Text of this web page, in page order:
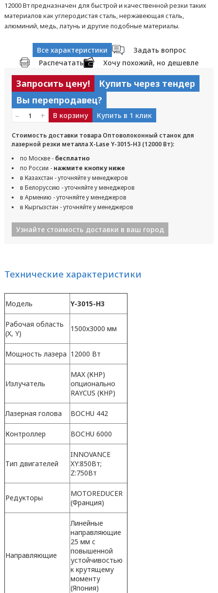
12000 Вт предназначен для быстрой и качественной резки таких
материалов как углеродистая сталь, нержавеющая сталь,
алюминий, медь, латунь и другие подобные материалы.
Все характеристики
Задать вопрос
Распечатать
Хочу похожий, но дешевле
Запросить цену!
Купить через тендер
Вы перепродавец?
– + В корзину Купить в 1 клик
Стоимость доставки товара Оптоволоконный станок для
лазерной резки металла X-Lase Y-3015-H3 (12000 Вт):
по Москве - бесплатно
по России - нажмите кнопку ниже
в Казахстан - уточняйте у менеджеров
в Белоруссию - уточняйте у менеджеров
в Армению - уточняйте у менеджеров
в Кыргызстан - уточняйте у менеджеров
Узнайте стоимость доставки в ваш город
Технические характеристики
Модель Y-3015-H3
Рабочая область
(X, Y)
1500x3000 мм
Мощность лазера 12000 Вт
Излучатель
MAX (КНР)
опционально
RAYCUS (КНР)
Лазерная голова BOCHU 442
Контроллер BOCHU 6000
Тип двигателей
INNOVANCE
XY:850Вт;
Z:750Вт
Редукторы
MOTOREDUCER
(Франция)
Направляющие
Линейные
направляющие
25 мм с
повышенной
устойчивостью
к крутящему
моменту
(Япония)